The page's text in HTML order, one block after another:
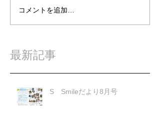
コメントを追加…
最新記事
S Smileだより8月号